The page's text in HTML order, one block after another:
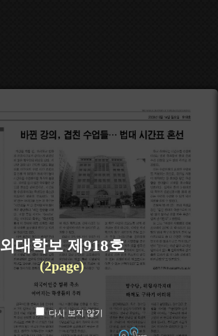
외대학보 제918호
(2page)
다시 보지 않기